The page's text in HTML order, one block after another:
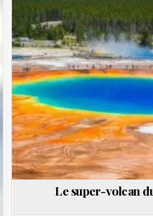
in
Le super-volcan